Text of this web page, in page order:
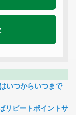
いつからいつまで
リピートポイントサ